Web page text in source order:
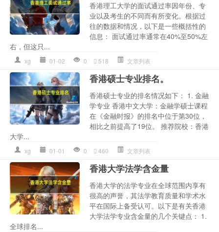
香港理工大学的面试通过率因年份、专
业以及考生的不同而有所变化。根据过
往的数据和情况，以下是一些概括性的
信息： 面试通过率通常在40%至50%左
右，但这只...
xg 01-02 0 518 文章列表
香港硕士专业排名。
香港硕士专业的排名情况如下： 1. 金融
学专业 香港中文大学：金融学硕士课程
在《金融时报》的排名中位于第30位，
相比之前提高了19位。 推荐院校：香港
大学...
xg 01-01 0 460 文章列表
香港大学法学含金量
香港大学的法学专业在全球范围内享有
很高的声誉，其法学教育质量和学术水
平在国际上备受认可。以下是有关香港
大学法学专业含金量的几个关键点： 1.
全球排名...